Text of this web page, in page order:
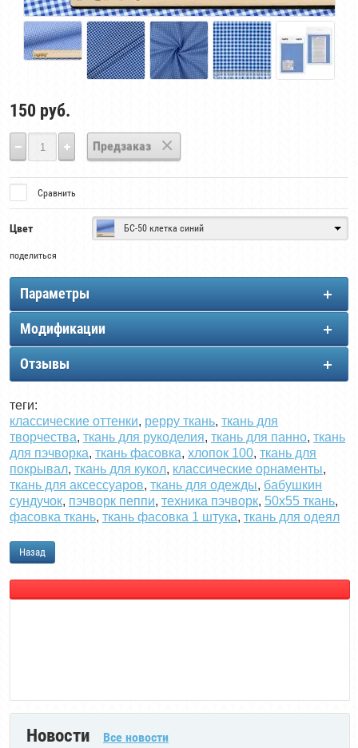
150 руб.
Предзаказ
Сравнить
Цвет БС-50 клетка синий
поделиться
Параметры
Модификации
Отзывы
теги:
классические оттенки, peppy ткань, ткань для
творчества, ткань для рукоделия, ткань для панно, ткань
для пэчворка, ткань фасовка, хлопок 100, ткань для
покрывал, ткань для кукол, классические орнаменты,
ткань для аксессуаров, ткань для одежды, бабушкин
сундучок, пэчворк пеппи, техника пэчворк, 50х55 ткань,
фасовка ткань, ткань фасовка 1 штука, ткань для одеял
Назад
Новости Все новости